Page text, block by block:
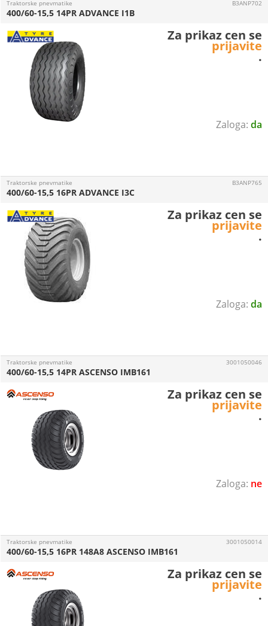
da
Traktorske pnevmatike
400/60-15,5 14PR ADVANCE I1B
B3ANP702
Za prikaz cen se
prijavite
.
da
Traktorske pnevmatike
400/60-15,5 16PR ADVANCE I3C
B3ANP765
Za prikaz cen se
prijavite
.
ne
Traktorske pnevmatike
400/60-15,5 14PR ASCENSO IMB161
3001050046
Za prikaz cen se
prijavite
.
Traktorske pnevmatike
400/60-15,5 16PR 148A8 ASCENSO IMB161
3001050014
Za prikaz cen se
prijavite
.